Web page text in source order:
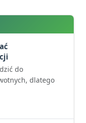
do
dlatego